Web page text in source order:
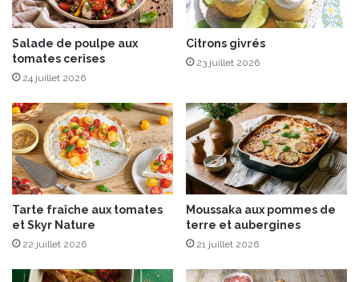
d
a
n
t
e
a
u
b
a
s
i
i
c
Salade de poulpe aux
tomates cerises
24 juillet 2026
Citrons givrés
23 juillet 2026
Tarte fraîche aux tomates
et Skyr Nature
22 juillet 2026
Moussaka aux pommes de
terre et aubergines
21 juillet 2026